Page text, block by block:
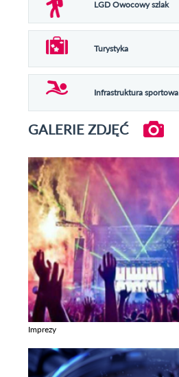
LGD Owocowy szlak
Turystyka
Infrastruktura sportowa
GALERIE ZDJĘĆ
Imprezy